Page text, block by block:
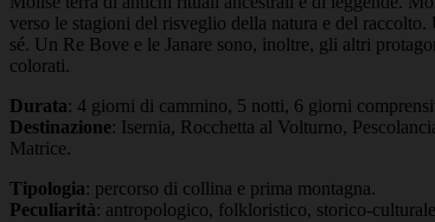
verso le stagioni del risveglio della natura e del
sé. Un Re Bove e le Janare sono, inoltre, gli altri
colorati.
Durata: 4 giorni di cammino, 5 notti, 6 giorni
Destinazione: Isernia, Rocchetta al Volturno,
Matrice.
Tipologia: percorso di collina e prima montagna.
Peculiarità: antropologico, folkloristico, storico-